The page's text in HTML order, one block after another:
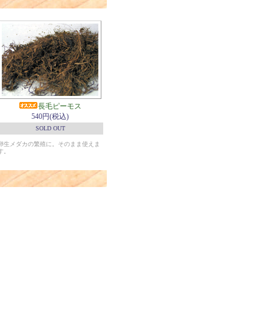
長毛ピーモス
540円(税込)
SOLD OUT
生メダカの繁殖に。そのまま使えま
。